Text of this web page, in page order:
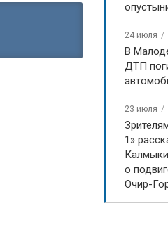
24 июля
В
ДТП
23 июля
1»
о
Очир-